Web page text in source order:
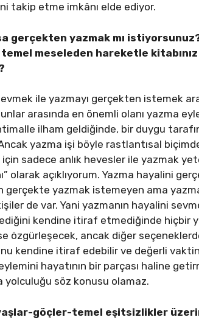
takip etme imkânı elde ediyor.
gerçekten yazmak mı
meseleden hareketle
ile yazmayı gerçekten istemek
arasında en önemli olanı yazma
ilham geldiğinde, bir duygu
yazma işi böyle rastlantısal
sadece anlık hevesler ile yazmak
olarak açıklıyorum. Yazma hayalini
gerçekte yazmak istemeyen ama
de var. Yani yazmanın hayalini
kendine itiraf etmediğinde hiçbir
özgürleşecek, ancak diğer
kendine itiraf edebilir ve değerli
hayatının bir parçası haline
yolculuğu söz konusu olamaz.
göçler-temel eşitsizlikler